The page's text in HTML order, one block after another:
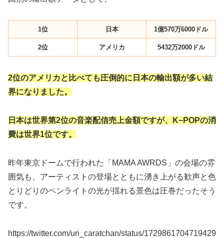
1位 日本 1億570万6000ドル
2位 アメリカ 5432万2000ドル
2位のアメリカと比べても圧倒的に日本の輸出額が多い結
界になりました。
日本は世界第2位の音楽配信売上金額ですが、K−POPの消
費は世界1位です。
昨年東京ドームで行われた「MAMA AWRDS」の会場の雰
囲気も、アーティストの登場とともに湧き上がる歓声と色
とりどりのペンライトの光が揺れる景色は圧巻だったそう
です。
https://twitter.com/uri_caratchan/status/1729861704719429